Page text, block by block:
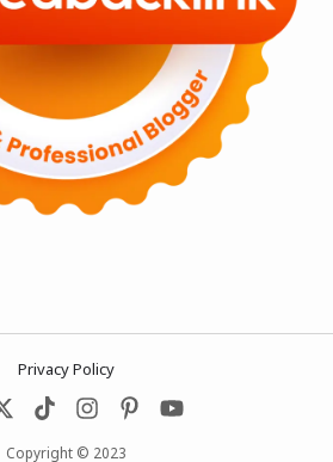
Privacy Policy
Copyright © 2023